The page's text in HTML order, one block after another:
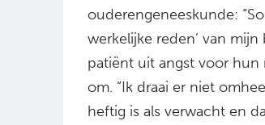
ouderengeneeskunde:
werkelijke reden’ van
patiënt uit angst voor hun
om. “Ik draai er niet
heftig is als verwacht en